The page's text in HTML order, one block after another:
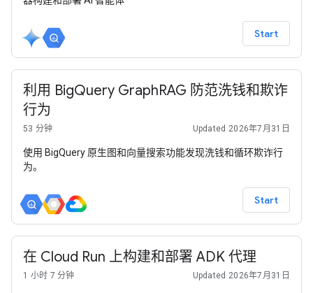
Start
利用 BigQuery GraphRAG 防范洗钱和欺诈
行为
53 分钟 Updated 2026年7月31日
使用 BigQuery 原生图和向量搜索功能发现洗钱和循环欺诈行
为。
Start
在 Cloud Run 上构建和部署 ADK 代理
1 小时 7 分钟 Updated 2026年7月31日